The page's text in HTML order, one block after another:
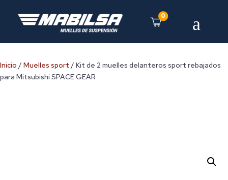
0 a
Inicio / Muelles sport / Kit de 2 muelles delanteros sport rebajados
para Mitsubishi SPACE GEAR